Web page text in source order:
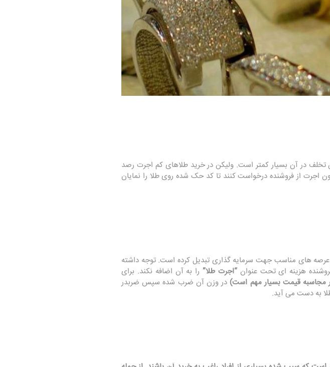
تخلف در آن بسیار کمتر است. ولیکن در خرید طلاهای کم اجرت رصد
اجرت از فروشنده درخواست کنند تا کد حک شده روی طلا را نمایان
های مناسب جهت سرمایه گذاری تبدیل کرده است. توجه داشته
هزینه ای تحت عنوان“اجرت طلا”را به آن اضافه نکند. برای
مجاسبه قیمت بسیار مهم است)در وزن آن ضرب شده سپس ضربدر
.